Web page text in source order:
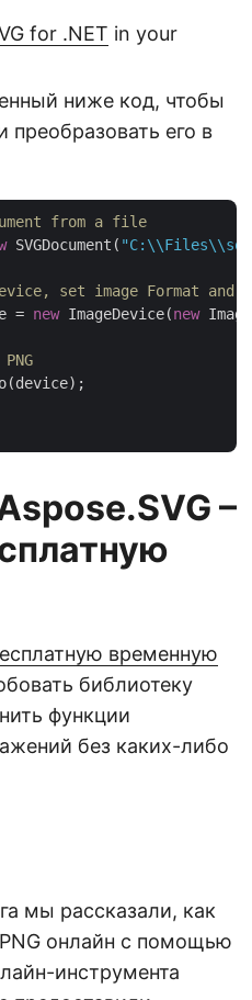
for .NET in your
ниже код, чтобы
преобразовать его в
from a file
SVGDocument(
set image Format
= new ImageDevice(new
–
временную
библиотеку
функции
без каких-либо
мы рассказали, как
PNG онлайн с помощью
инструмента